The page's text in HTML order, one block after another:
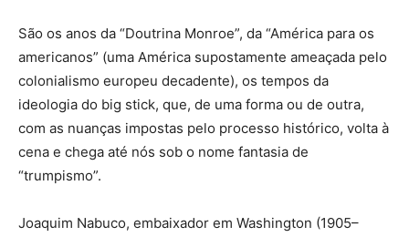
São os anos da “Doutrina Monroe”, da “América para os
americanos” (uma América supostamente ameaçada pelo
colonialismo europeu decadente), os tempos da
ideologia do big stick, que, de uma forma ou de outra,
com as nuanças impostas pelo processo histórico, volta à
cena e chega até nós sob o nome fantasia de
“trumpismo”.
Joaquim Nabuco, embaixador em Washington (1905–